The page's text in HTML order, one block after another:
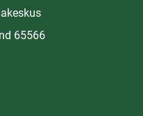
65566